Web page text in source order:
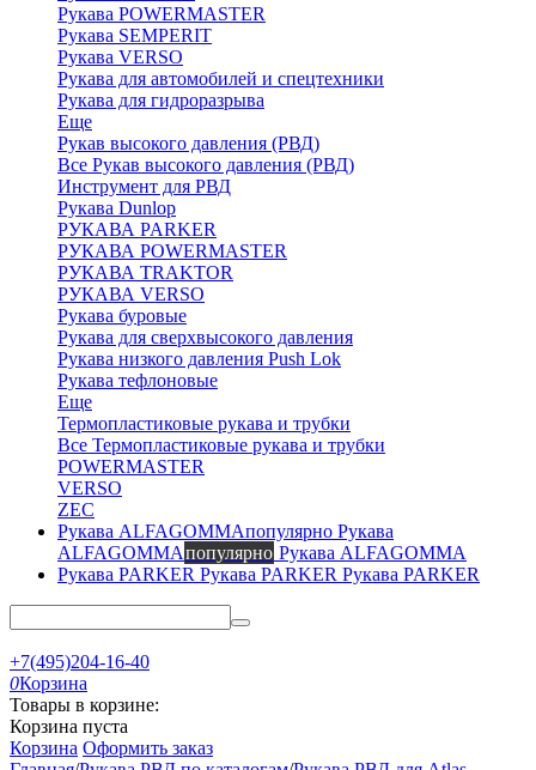
Рукава POWERMASTER
Рукава SEMPERIT
Рукава VERSO
Рукава для автомобилей и спецтехники
Рукава для гидроразрыва
Еще
Рукав высокого давления (РВД)
Все Рукав высокого давления (РВД)
Инструмент для РВД
Рукава Dunlop
РУКАВА PARKER
РУКАВА POWERMASTER
РУКАВА TRAKTOR
РУКАВА VERSO
Рукава буровые
Рукава для сверхвысокого давления
Рукава низкого давления Push Lok
Рукава тефлоновые
Еще
Термопластиковые рукава и трубки
Все Термопластиковые рукава и трубки
POWERMASTER
VERSO
ZEC
Рукава
ALFAGOMMAпопулярно Рукава ALFAGOMMA
Рукава PARKER Рукава PARKER
+7(495)204-16-40
0Корзина
Товары в корзине:
Корзина пуста
Корзина Оформить заказ